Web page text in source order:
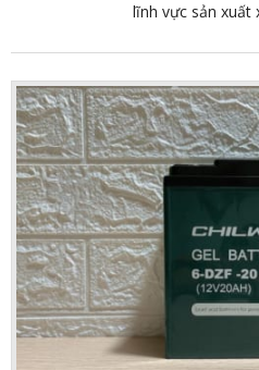
lĩnh vực sản xuất